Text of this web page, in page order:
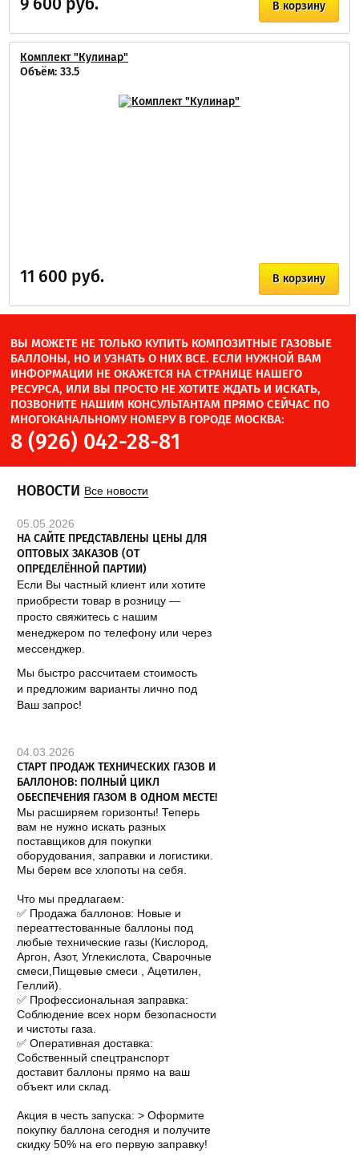
В корзину
9 600 руб.
Комплект "Кулинар"
Объём: 33.5
В корзину
11 600 руб.
ВЫ МОЖЕТЕ НЕ ТОЛЬКО КУПИТЬ КОМПОЗИТНЫЕ ГАЗОВЫЕ
БАЛЛОНЫ, НО И УЗНАТЬ О НИХ ВСЕ. ЕСЛИ НУЖНОЙ ВАМ
ИНФОРМАЦИИ НЕ ОКАЖЕТСЯ НА СТРАНИЦЕ НАШЕГО
РЕСУРСА, ИЛИ ВЫ ПРОСТО НЕ ХОТИТЕ ЖДАТЬ И ИСКАТЬ,
ПОЗВОНИТЕ НАШИМ КОНСУЛЬТАНТАМ ПРЯМО СЕЙЧАС ПО
МНОГОКАНАЛЬНОМУ НОМЕРУ В ГОРОДЕ МОСКВА:
8 (926) 042-28-81
НОВОСТИ Все новости
05.05.2026
НА САЙТЕ ПРЕДСТАВЛЕНЫ ЦЕНЫ ДЛЯ
ОПТОВЫХ ЗАКАЗОВ (ОТ
ОПРЕДЕЛЁННОЙ ПАРТИИ)
Если Вы частный клиент или хотите
приобрести товар в розницу —
просто свяжитесь с нашим
менеджером по телефону или через
мессенджер.
Мы быстро рассчитаем стоимость
и предложим варианты лично под
Ваш запрос!
04.03.2026
СТАРТ ПРОДАЖ ТЕХНИЧЕСКИХ ГАЗОВ И
БАЛЛОНОВ: ПОЛНЫЙ ЦИКЛ
ОБЕСПЕЧЕНИЯ ГАЗОМ В ОДНОМ МЕСТЕ!
Мы расширяем горизонты! Теперь
вам не нужно искать разных
поставщиков для покупки
оборудования, заправки и логистики.
Мы берем все хлопоты на себя.
Что мы предлагаем:
✅ Продажа баллонов: Новые и
переаттестованные баллоны под
любые технические газы (Кислород,
Аргон, Азот, Углекислота, Сварочные
смеси,Пищевые смеси , Ацетилен,
Геллий).
✅ Профессиональная заправка:
Соблюдение всех норм безопасности
и чистоты газа.
✅ Оперативная доставка:
Собственный спецтранспорт
доставит баллоны прямо на ваш
объект или склад.
Акция в честь запуска: > Оформите
покупку баллона сегодня и получите
скидку 50% на его первую заправку!